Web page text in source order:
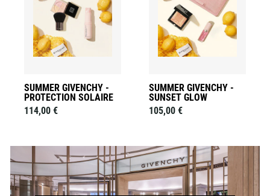
SUMMER GIVENCHY -
PROTECTION SOLAIRE
114,00 €
-
Protection
Solaire
à
SUMMER GIVENCHY -
SUNSET GLOW
105,00 €
Sunset
Glow
à
la